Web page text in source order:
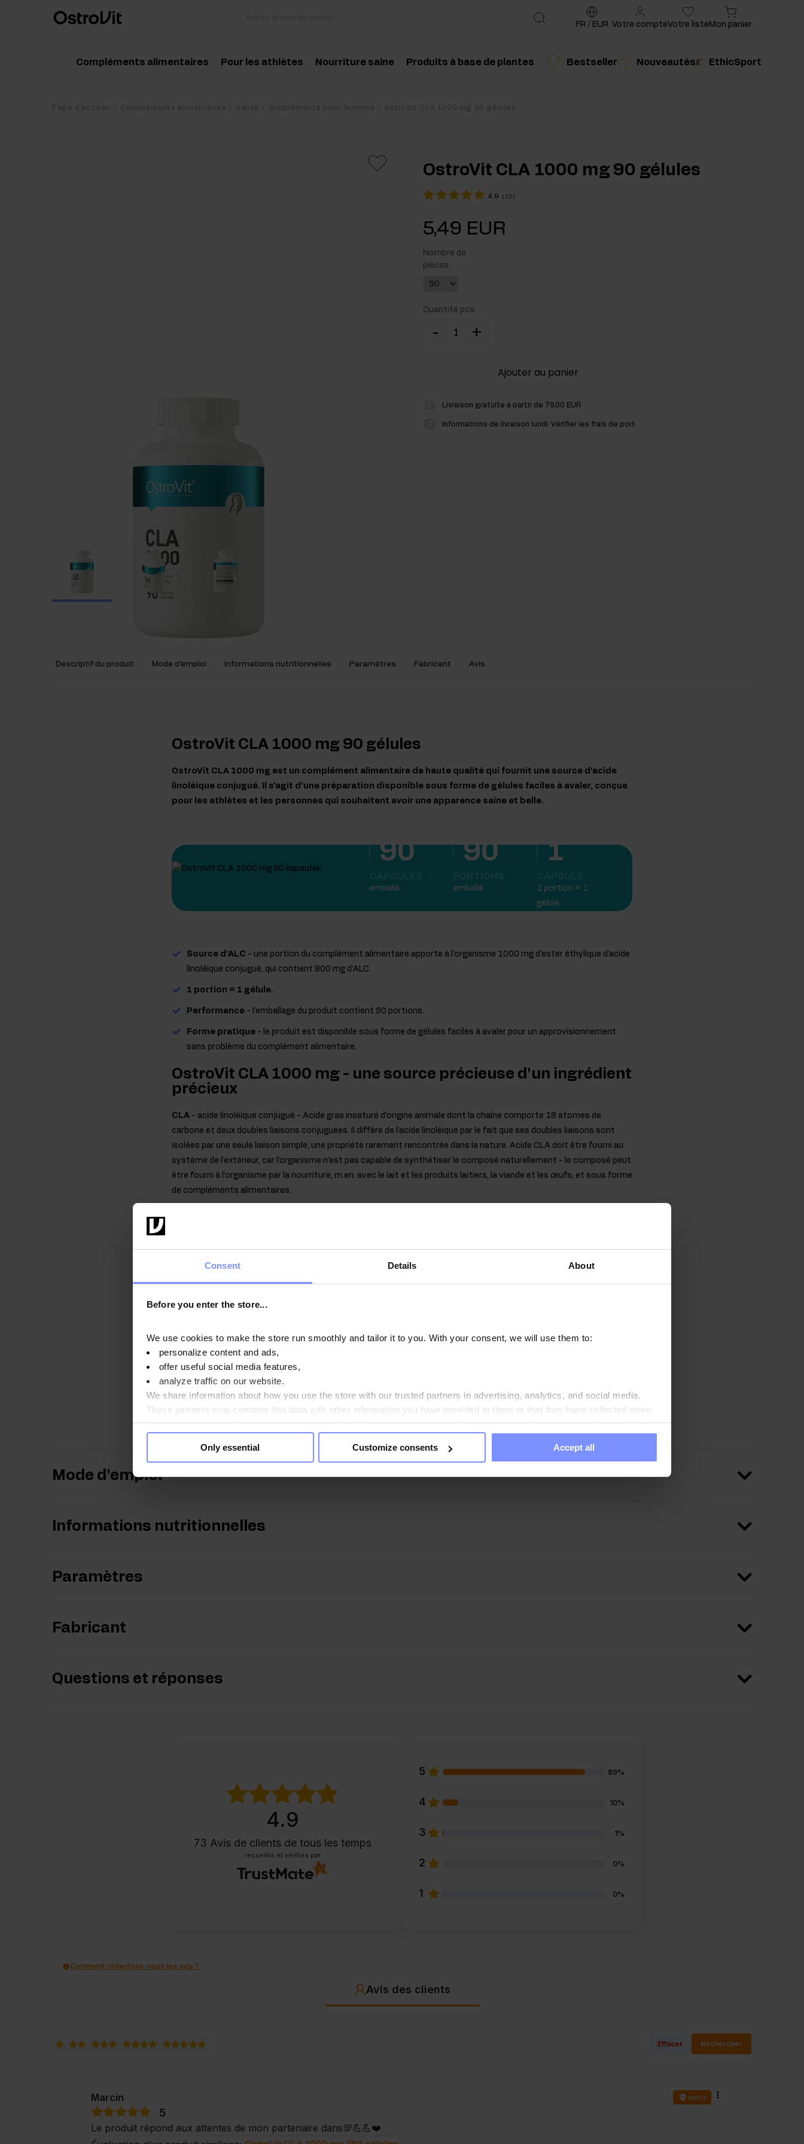
Consent Details About
Before you enter the store...
We use cookies to make the store run smoothly and tailor it to you. With your consent, we will use them to:
personalize content and ads,
offer useful social media features,
analyze traffic on our website.
We share information about how you use the store with our trusted partners in advertising, analytics, and social media.
These partners may combine this data with other information you have provided to them or that they have collected when
you use their services. Do you agree?
Only essential Customize consents Accept all
Compléments alimentaires
Produit conseillé
Pour les athlètes
Suppléments pour la masse musculaire
Produit conseillé
Nourriture saine
Beurre de cacahuètes
Produits à base de plantes Bestseller Nouveautés EthicSport
FR / EUR Votre compteVotre liste Mon panier
Page d'accueil Compléments alimentaires Santé Suppléments pour femmes OstroVit CLA 1000 mg 90 gélules
OstroVit CLA 1000 mg 90 gélules
4.9 (73 )
5,49 EUR
Nombre de
pièces:
Quantité pcs.
- +
Ajouter au panier
Livraison gratuite à partir de 79,00 EUR
Informations de livraison lundi Vérifier les frais de port
Descriptif du produit Mode d'emploi Informations nutritionnelles Paramètres Fabricant Avis
OstroVit CLA 1000 mg 90 gélules
OstroVit CLA 1000 mg est un complément alimentaire de haute qualité qui fournit une source d'acide
linoléique conjugué. Il s'agit d'une préparation disponible sous forme de gélules faciles à avaler, conçue
pour les athlètes et les personnes qui souhaitent avoir une apparence saine et belle.
90
emballé
90
emballé
1
1 portion = 1
gélule
Source d'ALC - une portion du complément alimentaire apporte à l'organisme 1000 mg d'ester éthylique d'acide
linoléique conjugué, qui contient 800 mg d'ALC.
1 portion = 1 gélule.
Performance - l'emballage du produit contient 90 portions.
Forme pratique - le produit est disponible sous forme de gélules faciles à avaler pour un approvisionnement
sans problème du complément alimentaire.
OstroVit CLA 1000 mg - une source précieuse d'un ingrédient
précieux
CLA - acide linoléique conjugué - Acide gras insaturé d'origine animale dont la chaîne comporte 18 atomes de
carbone et deux doubles liaisons conjuguées. Il diffère de l'acide linoléique par le fait que ses doubles liaisons sont
isolées par une seule liaison simple, une propriété rarement rencontrée dans la nature. Acide CLA doit être fourni au
système de l'extérieur, car l'organisme n'est pas capable de synthétiser le composé naturellement - le composé peut
être fourni à l'organisme par la nourriture, m.en. avec le lait et les produits laitiers, la viande et les œufs, et sous forme
de compléments alimentaires.
Soucieux de la santé de nos clients, tous nos produits sont régulièrement testés dans des laboratoires
OstroVit CLA 1000 - Contrôle microbiologique 25.11.2024
OstroVit CLA 1000 - Contrôle de la teneur en métaux lourds 22.11.2024
OstroVit CLA 1000 - Contrôle de la teneur en métaux lourds 16.04.2024
Mode d'emploi
Informations nutritionnelles
Paramètres
Fabricant
Questions et réponses
4.9
73 Avis de clients de tous les temps
recueillis et vérifiés par
5 89%
4 10%
3 1%
2 0%
1 0%
Comment collectons-nous les avis ?
Avis des clients
Effacer Rechercher
Marcin vérifié
5
Le produit répond aux attentes de mon partenaire dans💯💪💪❤️